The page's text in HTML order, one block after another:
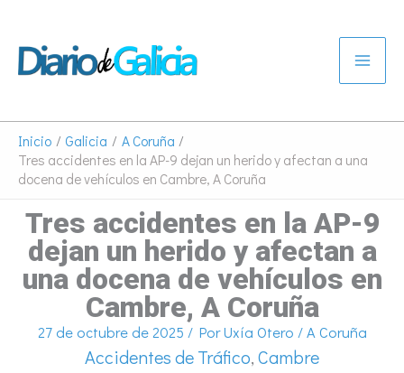
contenido
Inicio Galicia
A Coruña
Tres accidentes en la AP-9 dejan un herido y afectan a una
docena de vehículos en Cambre, A Coruña
Tres accidentes en la AP-9
dejan un herido y afectan a
una docena de vehículos en
Cambre, A Coruña
27 de octubre de 2025 / PorUxía Otero /A Coruña
Accidentes de Tráfico,Cambre